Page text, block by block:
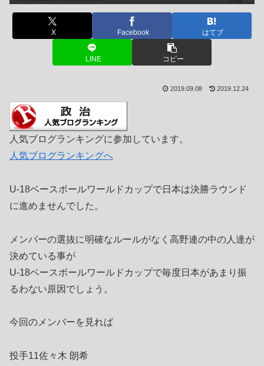
X Facebook はてブ
LINE コピー
2019.09.08 2019.12.24
人気ブログランキングに参加しています。
人気ブログランキングへ
U-18ベースボールワールドカップで日本は決勝ラウンド
に進めませんでした。
メンバーの選抜に明確なルールがなく高野連の中の人達が
決めている事が
U-18ベースボールワールドカップで毎度日本があまり振
るわない原因でしょう。
今回のメンバーを見れば
投手11佐々木 朗希